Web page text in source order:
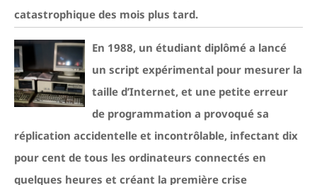
catastrophique des mois plus tard.
En 1988, un étudiant diplômé a lancé
un script expérimental pour mesurer la
taille d’Internet, et une petite erreur
de programmation a provoqué sa
réplication accidentelle et incontrôlable, infectant dix
pour cent de tous les ordinateurs connectés en
quelques heures et créant la première crise